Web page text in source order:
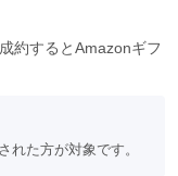
約するとAmazonギフ
れた方が対象です。